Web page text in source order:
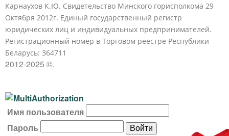
Карнаухов К.Ю. Свидетельство Минского горисполкома 29
Октября 2012г. Единый государственный регистр
юридических лиц и индивидуальных предпринимателей.
Регистрационный номер в Торговом реестре Республики
Беларусь: 364711
2012-2025 ©.
В
х
Имя пользователя
Пароль